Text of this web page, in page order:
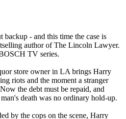
- and this time the case is
author of The Lincoln Lawyer.
TV series.
store owner in LA brings Harry
riots and the moment a stranger
the debt must be repaid, and
death was no ordinary hold-up.
by the cops on the scene, Harry